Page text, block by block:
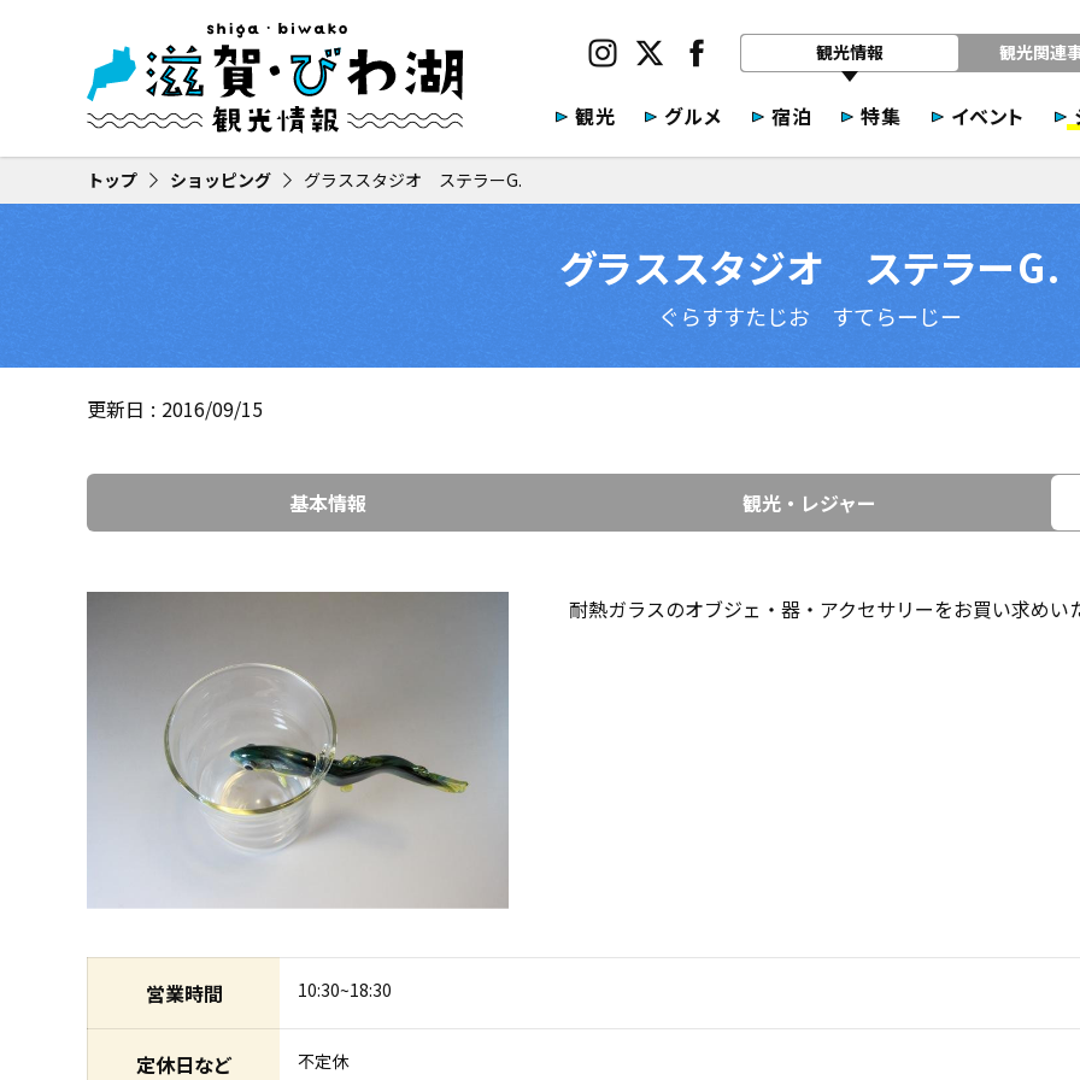
観光情報 観光関連
観光 グルメ 宿泊 特集 イベント
トップ ショッピング グラススタジオ ステラーG.
グラススタジオ ステラーG.
ぐらすすたじお すてらーじー
更新日 2016/09/15
基本情報 観光・レジャー
耐熱ガラスのオブジェ・器・アクセサリーをお買い求めい
営業時間 10:30~18:30
定休日など 不定休